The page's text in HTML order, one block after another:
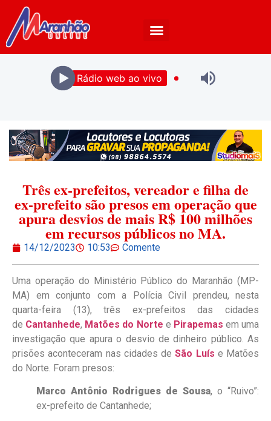
Rádio web ao vivo
Três ex-prefeitos, vereador e filha de
ex-prefeito são presos em operação que
apura desvios de mais R$ 100 milhões
em recursos públicos no MA.
14/12/2023 10:53 Comente
Uma operação do Ministério Público do Maranhão (MP-
MA) em conjunto com a Polícia Civil prendeu, nesta
quarta-feira (13), três ex-prefeitos das cidades
de Cantanhede, Matões do Norte e Pirapemas em uma
investigação que apura o desvio de dinheiro público. As
prisões aconteceram nas cidades deSão Luís e Matões
do Norte. Foram presos:
Marco Antônio Rodrigues de Sousa, o “Ruivo”:
ex-prefeito de Cantanhede;